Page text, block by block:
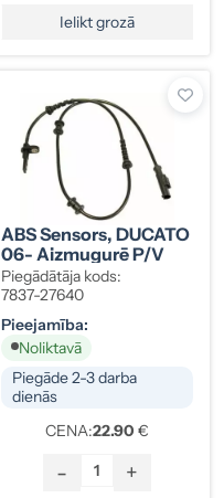
Ielikt grozā
ABS Sensors, DUCATO
06- Aizmugurē P/V
Piegādātāja kods:
7837-27640
Pieejamība:
Noliktavā
Piegāde 2-3 darba
dienās
CENA:22.90 €
- +